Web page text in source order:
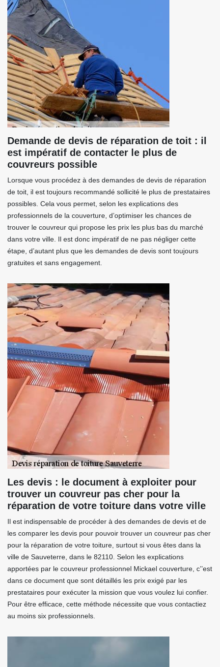
Demande de devis de réparation de toit : il
est impératif de contacter le plus de
couvreurs possible
Lorsque vous procédez à des demandes de devis de réparation
de toit, il est toujours recommandé sollicité le plus de prestataires
possibles. Cela vous permet, selon les explications des
professionnels de la couverture, d’optimiser les chances de
trouver le couvreur qui propose les prix les plus bas du marché
dans votre ville. Il est donc impératif de ne pas négliger cette
étape, d’autant plus que les demandes de devis sont toujours
gratuites et sans engagement.
Les devis : le document à exploiter pour
trouver un couvreur pas cher pour la
réparation de votre toiture dans votre ville
Il est indispensable de procéder à des demandes de devis et de
les comparer les devis pour pouvoir trouver un couvreur pas cher
pour la réparation de votre toiture, surtout si vous êtes dans la
ville de Sauveterre, dans le 82110. Selon les explications
apportées par le couvreur professionnel Mickael couverture, c’’est
dans ce document que sont détaillés les prix exigé par les
prestataires pour exécuter la mission que vous voulez lui confier.
Pour être efficace, cette méthode nécessite que vous contactiez
au moins six professionnels.